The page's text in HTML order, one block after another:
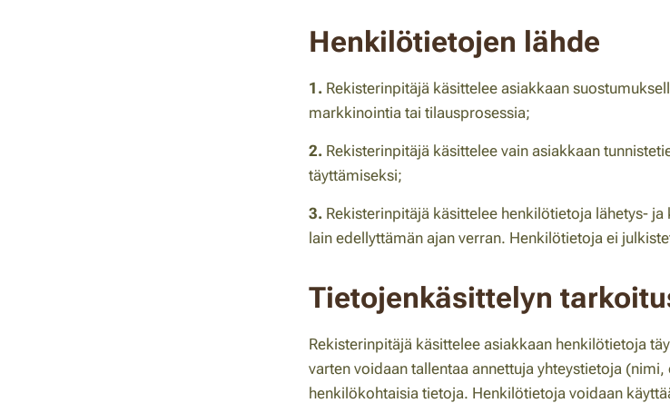
Henkilötietojen lähde
1. Rekisterinpitäjä käsittelee asiakkaan
markkinointia tai tilausprosessia;
2. Rekisterinpitäjä käsittelee vain asiakkaan
täyttämiseksi;
3. Rekisterinpitäjä käsittelee henkilötietoja lähetys-
lain edellyttämän ajan verran. Henkilötietoja ei
Tietojenkäsittelyn
Rekisterinpitäjä käsittelee asiakkaan henkilötietoja
varten voidaan tallentaa annettuja yhteystietoja
henkilökohtaisia tietoja. Henkilötietoja voidaan